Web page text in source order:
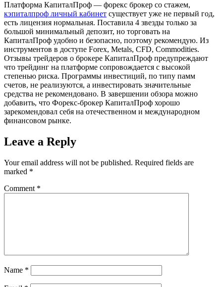
Платформа КапиталПроф — форекс брокер со стажем,
кэпиталпроф личный кабинет существует уже не первый год,
есть лицензия нормальная. Поставила 4 звезды только за
большой минимальный депозит, но торговать на
КапиталПроф удобно и безопасно, поэтому рекомендую. Из
инструментов в доступе Forex, Metals, CFD, Commodities.
Отзывы трейдеров о брокере КапиталПроф предупреждают
что трейдинг на платформе сопровождается с высокой
степенью риска. Программы инвестиций, по типу памм
счетов, не реализуются, а инвестировать значительные
средства не рекомендовано. В завершении обзора можно
добавить, что Форекс-брокер КапиталПроф хорошо
зарекомендовал себя на отечественном и международном
финансовом рынке.
Leave a Reply
Your email address will not be published. Required fields are
marked *
Comment *
Name *